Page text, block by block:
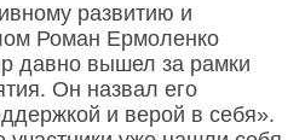
развитию и
Роман Ермоленко
давно вышел за рамки
Он назвал его
и верой в себя».